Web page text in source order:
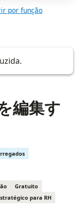
por função
編集す
Gratuito
para RH